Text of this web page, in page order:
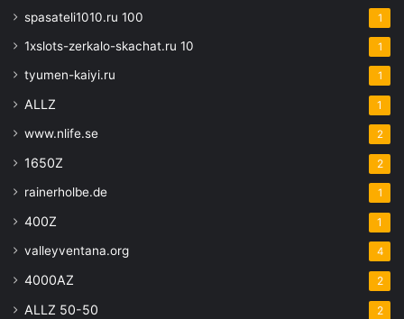
spasateli1010.ru 100 1
1xslots-zerkalo-skachat.ru 10 1
tyumen-kaiyi.ru 1
ALLZ 1
www.nlife.se 2
1650Z 2
rainerholbe.de 1
400Z 1
valleyventana.org 4
4000AZ 2
ALLZ 50-50 2